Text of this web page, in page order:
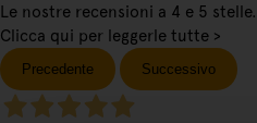
Le nostre recensioni a 4 e 5 stelle.
Clicca qui per leggerle tutte >
Precedente Successivo